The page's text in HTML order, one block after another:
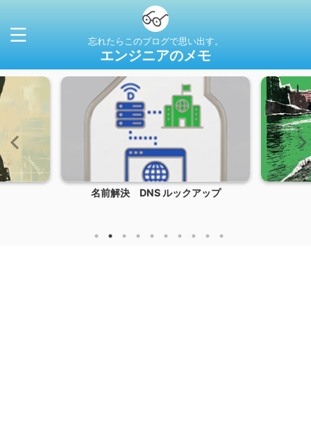
忘れたらこのブログで思い出す。
エンジニアのメモ
名前解決 DNS ルックアップ